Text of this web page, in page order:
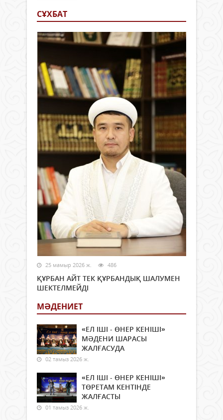
СҰХБАТ
25 мамыр 2026 ж. 486
ҚҰРБАН АЙТ ТЕК ҚҰРБАНДЫҚ ШАЛУМЕН
ШЕКТЕЛМЕЙДІ
МӘДЕНИЕТ
«ЕЛ ІШІ - ӨНЕР КЕНІШІ»
МӘДЕНИ ШАРАСЫ
ЖАЛҒАСУДА
02 тамыз 2026 ж.
«ЕЛ ІШІ - ӨНЕР КЕНІШІ»
ТӨРЕТАМ КЕНТІНДЕ
ЖАЛҒАСТЫ
01 тамыз 2026 ж.